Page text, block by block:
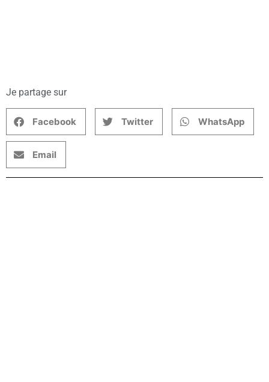
Je partage sur
Facebook Twitter WhatsApp
Email